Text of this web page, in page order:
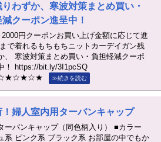
りわずか、寒波対策まとめ買い・
クーポン進呈中！
2000円クーポンお買い上げ金額に応じて進
で着れるもちもちニットカーデイガン残
、 寒波対策まとめ買い・負担軽減クーポ
！ https://bit.ly/3I1pcSQ
≫続きを読む
！婦人室内用ターバンキャップ
ーバンキャップ（同色柄入り） ■カラー
系 ピンク系 ブラック系 お部屋の中でもか